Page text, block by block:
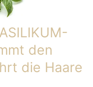
den
die Haare